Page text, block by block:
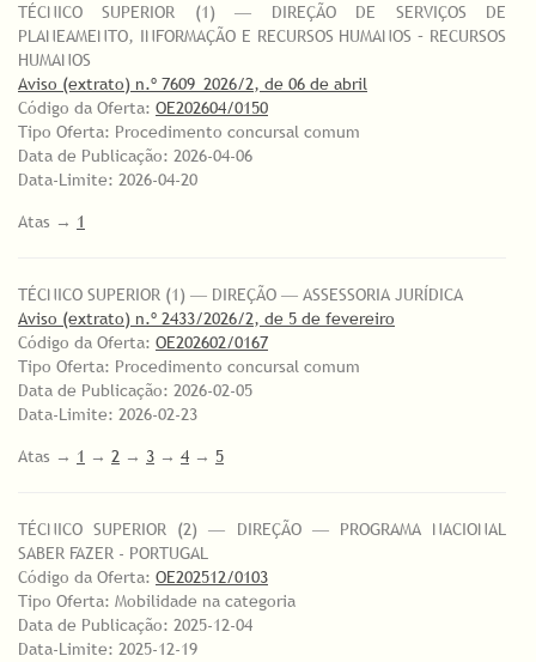
TÉCNICO SUPERIOR (1) ― DIREÇÃO DE SERVIÇOS DE
PLANEAMENTO, INFORMAÇÃO E RECURSOS HUMANOS – RECURSOS
HUMANOS
Aviso (extrato) n.º 7609_2026/2, de 06 de abril
Código da Oferta: OE202604/0150
Tipo Oferta: Procedimento concursal comum
Data de Publicação: 2026-04-06
Data-Limite: 2026-04-20
Atas → 1
TÉCNICO SUPERIOR (1) ― DIREÇÃO ― ASSESSORIA JURÍDICA
Aviso (extrato) n.º 2433/2026/2, de 5 de fevereiro
Código da Oferta: OE202602/0167
Tipo Oferta: Procedimento concursal comum
Data de Publicação: 2026-02-05
Data-Limite: 2026-02-23
Atas → 1 → 2 → 3 → 4 → 5
TÉCNICO SUPERIOR (2) ― DIREÇÃO ― PROGRAMA NACIONAL
SABER FAZER - PORTUGAL
Código da Oferta: OE202512/0103
Tipo Oferta: Mobilidade na categoria
Data de Publicação: 2025-12-04
Data-Limite: 2025-12-19